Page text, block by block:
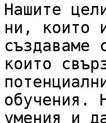
Нашите
ни, които
създаваме
които
обучения.
умения и